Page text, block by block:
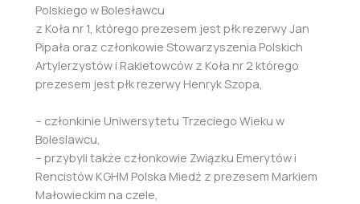
Polskiego w Bolesławcu
z Koła nr 1, którego prezesem jest płk rezerwy Jan
Pipała oraz członkowie Stowarzyszenia Polskich
Artylerzystów i Rakietowców z Koła nr 2 którego
prezesem jest płk rezerwy Henryk Szopa,
– członkinie Uniwersytetu Trzeciego Wieku w
Boleslawcu,
– przybyli także członkowie Związku Emerytów i
Rencistów KGHM Polska Miedź z prezesem Markiem
Małowieckim na czele,